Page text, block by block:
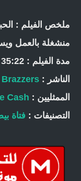
ملخص الفيلم :
منشغلة بالعمل
مدة الفيلم : 35:22
الناشر : Brazzers
الممثليين : Cash
التصنيفات : فتاة